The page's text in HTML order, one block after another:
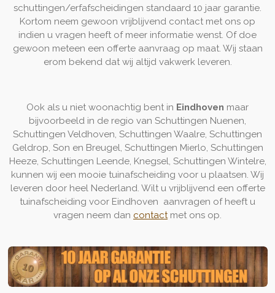
schuttingen/erfafscheidingen standaard 10 jaar garantie.
Kortom neem gewoon vrijblijvend contact met ons op
indien u vragen heeft of meer informatie wenst. Of doe
gewoon meteen een offerte aanvraag op maat. Wij staan
erom bekend dat wij altijd vakwerk leveren.
Ook als u niet woonachtig bent in Eindhoven maar
bijvoorbeeld in de regio van Schuttingen Nuenen,
Schuttingen Veldhoven, Schuttingen Waalre, Schuttingen
Geldrop, Son en Breugel, Schuttingen Mierlo, Schuttingen
Heeze, Schuttingen Leende, Knegsel, Schuttingen Wintelre,
kunnen wij een mooie tuinafscheiding voor u plaatsen. Wij
leveren door heel Nederland. Wilt u vrijblijvend een offerte
tuinafscheiding voor Eindhoven aanvragen of heeft u
vragen neem dan contact met ons op.